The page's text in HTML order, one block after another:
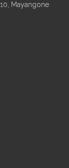
Mayangone